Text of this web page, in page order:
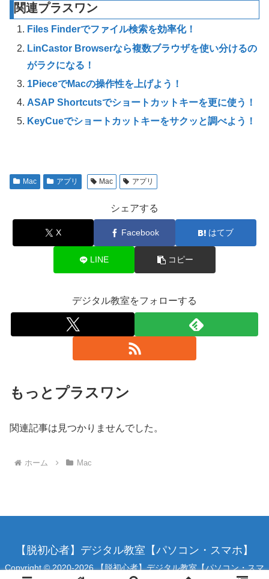
関連プラスワン
Files Finderでファイル検索を効率化！
LinCastor Browserなら複数ブラウザを使い分けるの
がラクになる！
1PieceでMacの操作性を上げよう！
ASAP Shortcutsでショートカットキーを更に使う！
KeyCueでショートカットキーをサクッと調べよう！
Mac アプリ Mac アプリ
シェアする
X Facebook はてブ
LINE コピー
デジタル教室をフォローする
もっとプラスワン
関連記事は見つかりませんでした。
ホーム Mac
【脱初心者】デジタル教室【パソコン・スマホ】
Copyright © 2020-2026 【脱初心者】デジタル教室【パソコン・スマ